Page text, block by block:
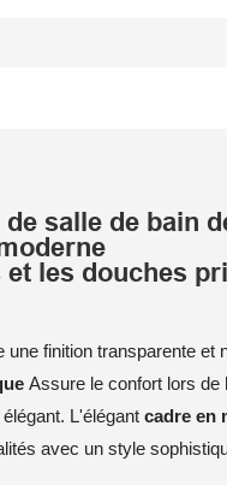
salle de bain
et les douches
une finition transparente et
Assure le confort lors de
L'élégant cadre en
avec un style